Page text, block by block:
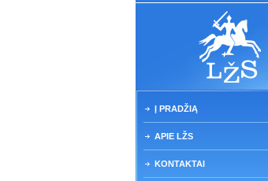
Į PRADŽIĄ
APIE LŽS
KONTAKTAI